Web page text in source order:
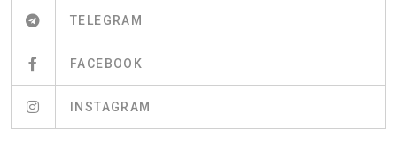
TELEGRAM
FACEBOOK
INSTAGRAM